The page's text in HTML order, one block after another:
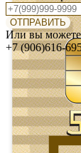
ОТПРАВИТЬ
Или вы можете
+7 (906)616-